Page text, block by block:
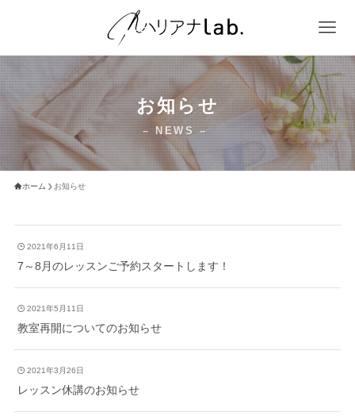
お知らせ
– NEWS –
ホーム お知らせ
2021年6月11日
7～8月のレッスンご予約スタートします！
2021年5月11日
教室再開についてのお知らせ
2021年3月26日
レッスン休講のお知らせ